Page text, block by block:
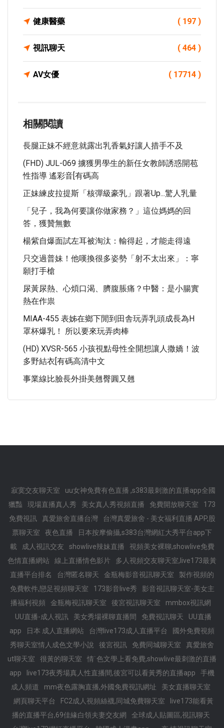
健康醫藥 ( 197 )
視訊聊天 ( 464 )
AV女優 ( 17714 )
相關閱讀
長腿正妹不經意就露出乳香氣好讓人措手不及
(FHD) JUL-069 擄獲男學生的新任女教師誘惑開苞
性指導 遙彩音[有碼高
正妹練皮拉提斯「核彈級豪乳」跟著up...驚人乳量
「兒子，我為何要讓你做家務？」這位媽媽的回
答，獲贊無數
楊紫自爆面試左耳被淘汰：輸得起，才能走得遠
只交過普妹！他嘆換很多姿勢「射不太出來」：寧
願打手槍
尿黃尿熱、心煩口渴、臍腹脹痛？中醫：是小腸實
熱在作祟
MIAA-455 表姊在鄉下閒到田舎玩弄乳頭成長為H
罩杯爆乳！ 所以要來玩弄肉棒
(HD) XVSR-565 小孩視點母性全開想讓人撒嬌！波
多野結衣[有碼高清中文
事業線比臉長外掛美翹臀圓又翹
寂寞交友聊天室
uu女神免費有色直播 ,s383最刺激的直播app全國
獵豔
現場直播真人秀 美女真人秀視頻直播 免費開放聊天室
173
免費視訊
真愛旅舍直播台灣
台灣真愛旅舍 - 美女福利直播 APP,股
票聊天室
夜色直播
日本按摩偷攝,s383台灣網紅大秀平台app下
載
成人視訊交友 showlive辣妹直播
視頻美女裸聊,showlive免費
色情直播網站
線上直播情色影片
多人視頻交友聊天室,live173最黃
直播平台排名
台灣匿名聊天 金瓶梅影音視訊聊天室
製作視頻的
免費軟件,戀足視頻聊天室
173影音live秀
影音視訊聊天室-美女主
播福利視頻
金瓶梅視訊聊天室 後宮視訊聊天室
mmbox視訊網
UU直播-成人視訊
美女秀場裸聊直播間 免費視訊聊天
UU直播
app
日本 成人直播網站 台灣live173成人直播平台
國外免費視頻
秀聊天室情人成色文學小說
後宮視訊 免費同城聊天室
真愛旅舍
ut聊天室
很黃的聊天室
情˙色文學上看免費,showlive最刺激的直播
app
live173夜秀場真人性直播間,後宮可以看黃秀的直播app
手機
成人頻道
mm夜色露胸直播,外國免費視訊網址
美女直播聊天室
網頁聊天平台
FC2成人視頻絲襪,同城免費聊天室
live173能看黃
播的直播平台,69佳緣白領夫妻交友網
全球成人貼圖區,視訊聊天